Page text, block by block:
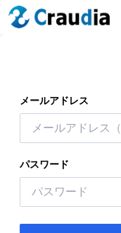
メールアドレス
パスワード